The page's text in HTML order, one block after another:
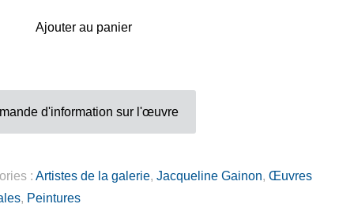
Ajouter au panier
d'information sur l'œuvre
: Artistes de la galerie, Jacqueline Gainon, Œuvres
, Peintures
Inscrivez-vous sur la Newsletter
Gérer mes préferences